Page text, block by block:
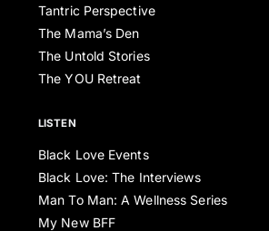
Tantric Perspective
The Mama’s Den
The Untold Stories
The YOU Retreat
LISTEN
Black Love Events
Black Love: The Interviews
Man To Man: A Wellness Series
My New BFF